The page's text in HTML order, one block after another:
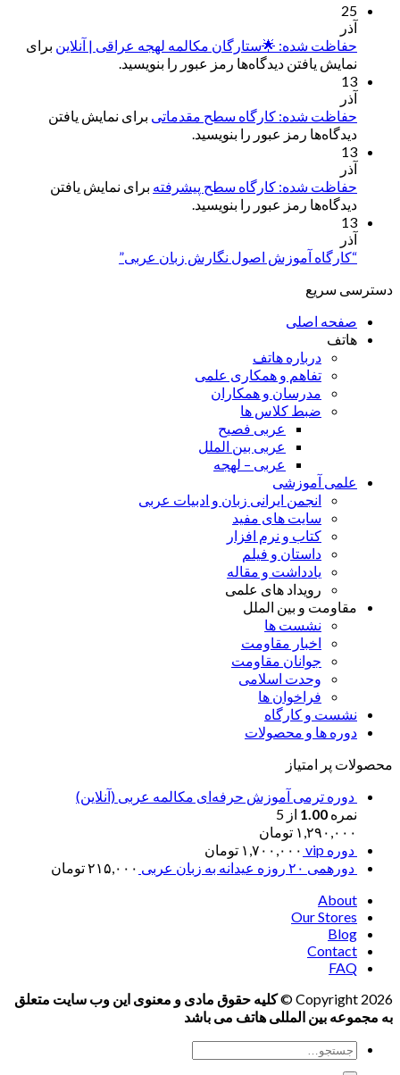
25
آذر
حفاظت شده: 🌟ستارگان مکالمه لهجه عراقی | آنلاین برای
نمایش یافتن دیدگاه‌ها رمز عبور را بنویسید.
13
آذر
حفاظت شده: کارگاه سطح مقدماتی برای نمایش یافتن
دیدگاه‌ها رمز عبور را بنویسید.
13
آذر
حفاظت شده: کارگاه سطح پیشرفته برای نمایش یافتن
دیدگاه‌ها رمز عبور را بنویسید.
13
آذر
“کارگاه آموزش اصول نگارش زبان عربی”
دسترسی سریع
صفحه اصلی
هاتف
درباره هاتف
تفاهم و همکاری علمی
مدرسان و همکاران
ضبط کلاس ها
عربی فصیح
عربی بین الملل
عربی – لهجه
علمی آموزشی
انجمن ایرانی زبان و ادبیات عربی
سایت های مفید
کتاب و نرم افزار
داستان و فیلم
یادداشت و مقاله
رویداد های علمی
مقاومت و بین الملل
نشست ها
اخبار مقاومت
جوانان مقاومت
وحدت اسلامی
فراخوان ها
نشست و کارگاه
دوره ها و محصولات
محصولات پر امتیاز
دوره ترمی آموزش حرفه‌ای مکالمه عربی (آنلاین)
نمره 1.00 از 5
۱,۲۹۰,۰۰۰ تومان
دوره vip
۱,۷۰۰,۰۰۰ تومان
دورهمی ۲۰ روزه عیدانه به زبان عربی
۲۱۵,۰۰۰تومان
About
Our Stores
Blog
Contact
FAQ
Copyright 2026 ©
کلیه حقوق مادی و معنوی این وب سایت متعلق
به مجموعه بین المللی هاتف می باشد
جستجو
برای: